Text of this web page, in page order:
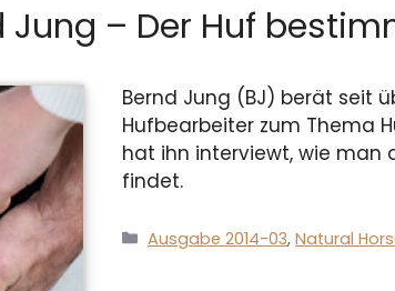
Jung – Der Huf
Bernd Jung (BJ) berät seit
Hufbearbeiter zum Thema
hat ihn interviewt, wie man
findet.
Kategorien
Ausgabe 2014-03,Natural